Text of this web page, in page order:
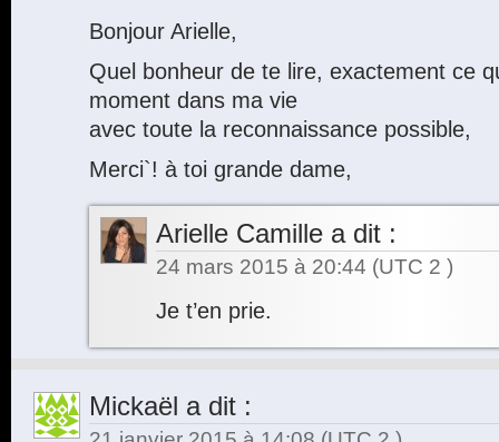
Bonjour Arielle,
Quel bonheur de te lire, exactement ce
moment dans ma vie
avec toute la reconnaissance possible,
Merci`! à toi grande dame,
Arielle Camille a dit :
24 mars 2015 à 20:44 (UTC 2 )
Je t’en prie.
Mickaël a dit :